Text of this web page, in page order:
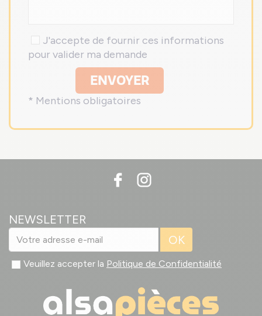
J'accepte de fournir ces informations
pour valider ma demande
ENVOYER
* Mentions obligatoires
NEWSLETTER
OK
Veuillez accepter la Politique de Confidentialité